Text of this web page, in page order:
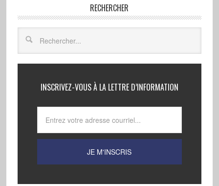
RECHERCHER
INSCRIVEZ-VOUS À LA LETTRE D’INFORMATION